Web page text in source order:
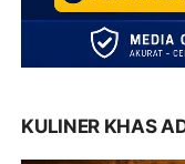
KULINER KHAS